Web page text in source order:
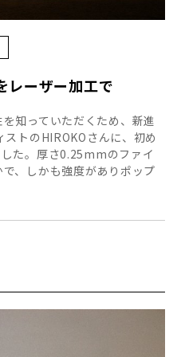
レーザー加工で
知っていただくため、新進
トのHIROKOさんに、初め
た。厚さ0.25mmのファイ
、しかも強度がありポップ